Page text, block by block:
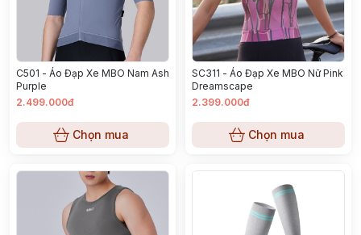
C501 - Áo Đạp Xe MBO Nam Ash
Purple
2.499.000đ
Chọn mua
SC311 - Áo Đạp Xe MBO Nữ Pink
Dreamscape
2.399.000đ
Chọn mua